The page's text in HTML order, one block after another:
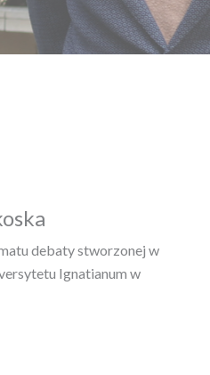
debaty stworzonej w
Ignatianum w